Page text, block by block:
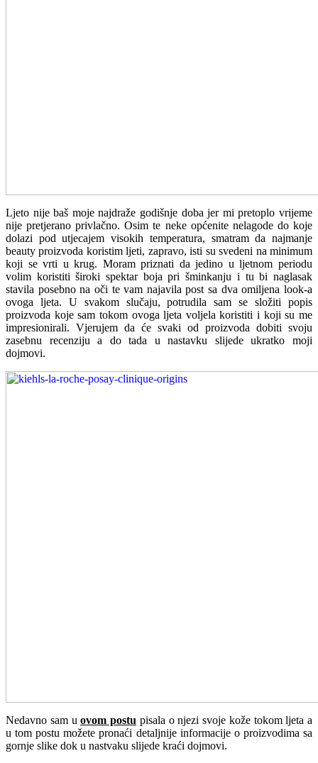
Ljeto nije baš moje najdraže godišnje doba jer mi pretoplo vrijeme
nije pretjerano privlačno. Osim te neke općenite nelagode do koje
dolazi pod utjecajem visokih temperatura, smatram da najmanje
beauty proizvoda koristim ljeti, zapravo, isti su svedeni na minimum
koji se vrti u krug. Moram priznati da jedino u ljetnom periodu
volim koristiti široki spektar boja pri šminkanju i tu bi naglasak
stavila posebno na oči te vam najavila post sa dva omiljena look-a
ovoga ljeta. U svakom slučaju, potrudila sam se složiti popis
proizvoda koje sam tokom ovoga ljeta voljela koristiti i koji su me
impresionirali. Vjerujem da će svaki od proizvoda dobiti svoju
zasebnu recenziju a do tada u nastavku slijede ukratko moji
dojmovi.
Nedavno sam uovom postu pisala o njezi svoje kože tokom ljeta a
u tom postu možete pronaći detaljnije informacije o proizvodima sa
gornje slike dok u nastvaku slijede kraći dojmovi.